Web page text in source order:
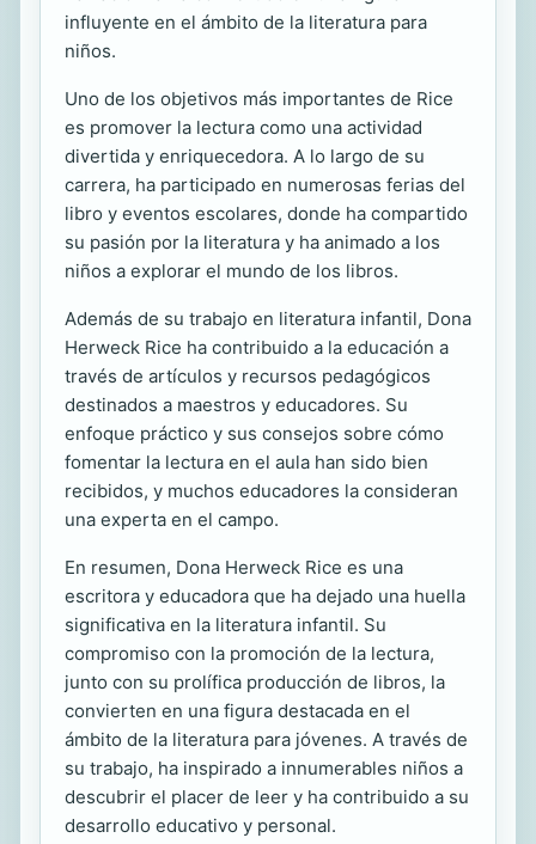
influyente en el ámbito de la literatura para
niños.
Uno de los objetivos más importantes de Rice
es promover la lectura como una actividad
divertida y enriquecedora. A lo largo de su
carrera, ha participado en numerosas ferias del
libro y eventos escolares, donde ha compartido
su pasión por la literatura y ha animado a los
niños a explorar el mundo de los libros.
Además de su trabajo en literatura infantil, Dona
Herweck Rice ha contribuido a la educación a
través de artículos y recursos pedagógicos
destinados a maestros y educadores. Su
enfoque práctico y sus consejos sobre cómo
fomentar la lectura en el aula han sido bien
recibidos, y muchos educadores la consideran
una experta en el campo.
En resumen, Dona Herweck Rice es una
escritora y educadora que ha dejado una huella
significativa en la literatura infantil. Su
compromiso con la promoción de la lectura,
junto con su prolífica producción de libros, la
convierten en una figura destacada en el
ámbito de la literatura para jóvenes. A través de
su trabajo, ha inspirado a innumerables niños a
descubrir el placer de leer y ha contribuido a su
desarrollo educativo y personal.